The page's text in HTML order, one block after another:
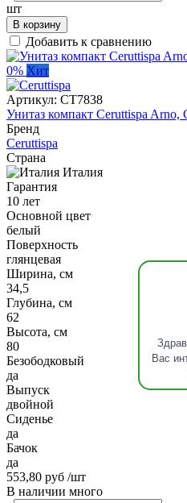
Вас
шт
В корзину
Добавить к сравнению
0% Хит
Артикул: CT7838
Унитаз компакт Ceruttispa Arno,
Бренд
Ceruttispa
Страна
Италия
Гарантия
10 лет
Основной цвет
белый
Поверхность
глянцевая
Ширина, см
34,5
Глубина, см
62
Высота, см
80
Безободковый
да
Выпуск
двойной
Сиденье
да
Бачок
да
553,80 руб /шт
В наличии много